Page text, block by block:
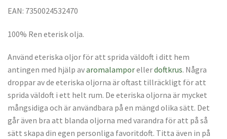
EAN: 7350024532470
100% Ren eterisk olja.
Använd eteriska oljor för att sprida väldoft i ditt hem
antingen med hjälp avaromalamporellerdoftkrus. Några
droppar av de eteriska oljorna är oftast tillräckligt för att
sprida väldoft i ett helt rum. De eteriska oljorna är mycket
mångsidiga och är användbara på en mängd olika sätt. Det
går även bra att blanda oljorna med varandra för att på så
sätt skapa din egen personliga favoritdoft. Titta även in på